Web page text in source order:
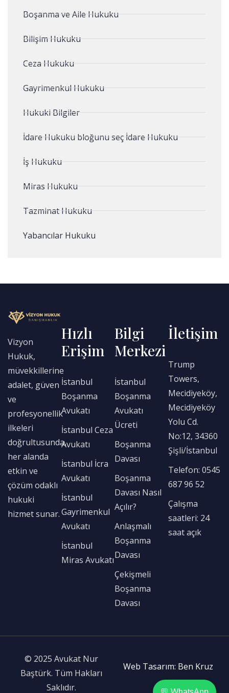
Boşanma ve Aile Hukuku
Bilişim Hukuku
Ceza Hukuku
Gayrimenkul Hukuku
Hukuki Bilgiler
İdare Hukuku bloğunu seç İdare Hukuku
İş Hukuku
Miras Hukuku
Tazminat Hukuku
Yabancılar Hukuku
Vizyon
Hukuk,
müvekkillerine
adalet, güven
ve
profesyonellik
ilkeleri
doğrultusunda,
her alanda
etkin ve
çözüm odaklı
hukuki
hizmet sunar.
Hızlı
Erişim
İstanbul
Boşanma
Avukatı
İstanbul Ceza
Avukatı
İstanbul İcra
Avukatı
İstanbul
Gayrimenkul
Avukatı
İstanbul
Miras Avukatı
Bilgi
Merkezi
İstanbul
Boşanma
Avukatı
Ücreti
Boşanma
Davası
Boşanma
Davası Nasıl
Açılır?
Anlaşmalı
Boşanma
Davası
Çekişmeli
Boşanma
Davası
İletişim
Trump
Towers,
Mecidiyeköy,
Mecidiyeköy
Yolu Cd.
No:12, 34360
Şişli/İstanbul
Telefon: 0545
687 96 52
Çalışma
saatleri: 24
saat açık
© 2025 Avukat Nur
Baştürk. Tüm Hakları
Saklıdır.
Web Tasarım: Ben Kruz